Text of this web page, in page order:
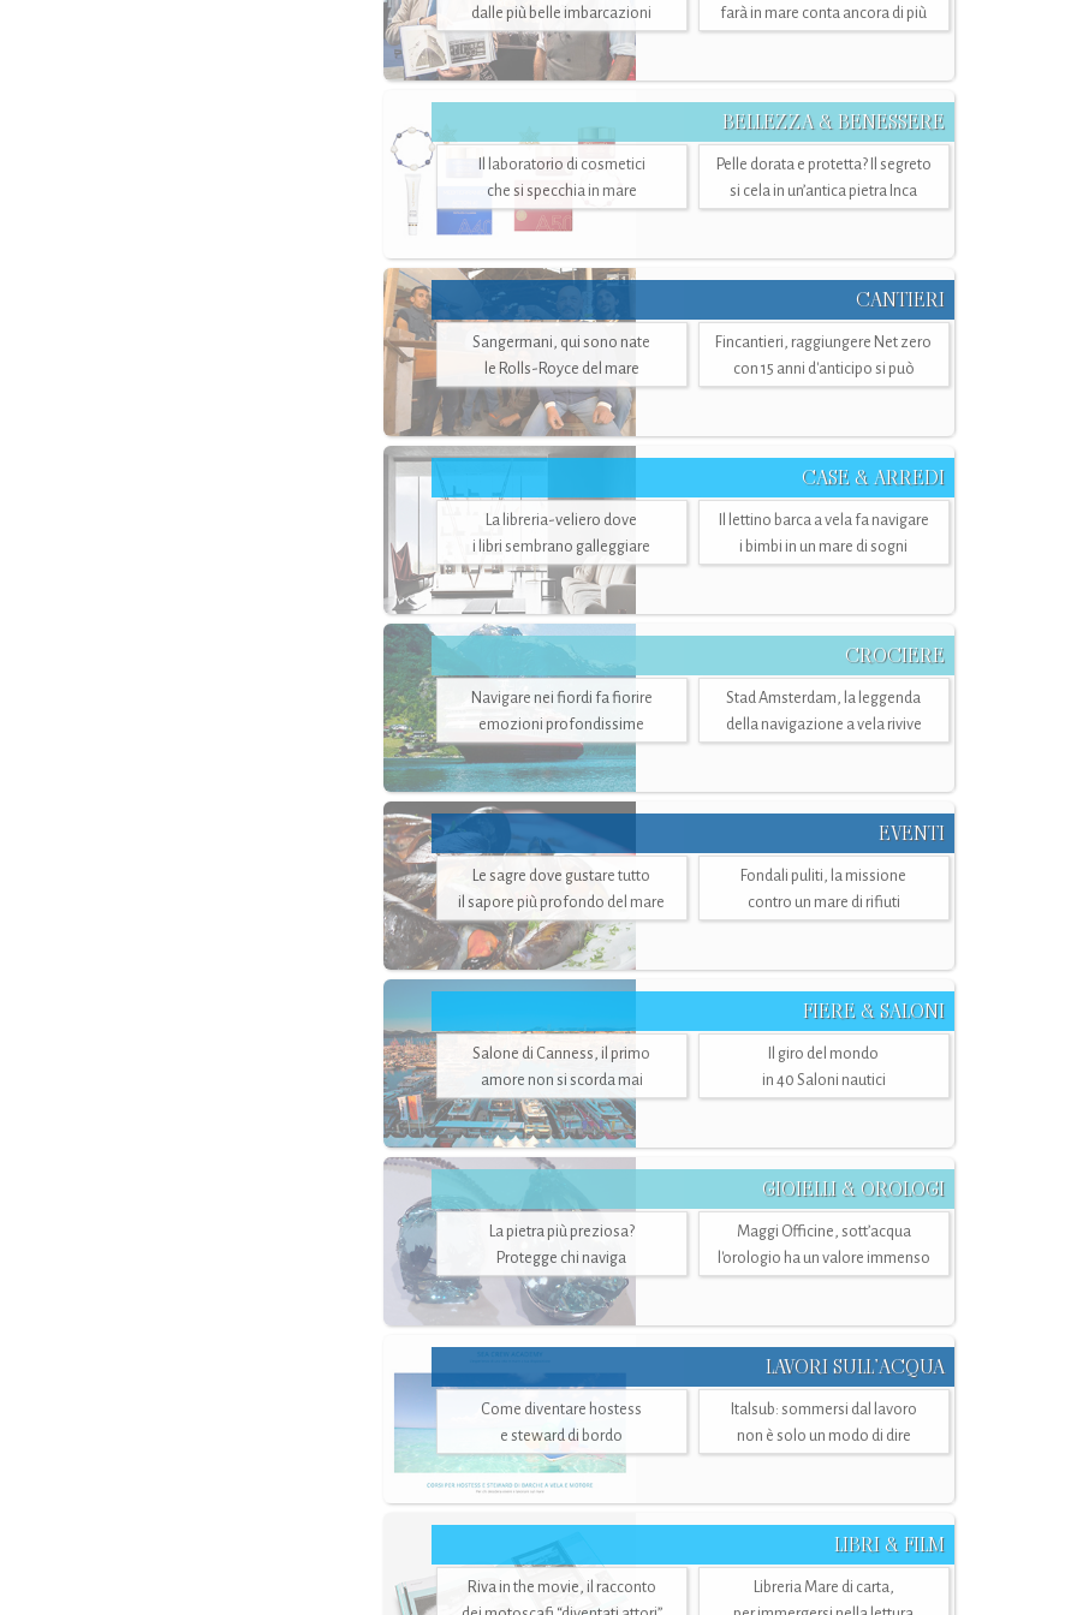
dalle più belle imbarcazioni farà in mare conta ancora di più
BELLEZZA & BENESSERE
Il laboratorio di cosmetici
che si specchia in mare
Pelle dorata e protetta? Il segreto
si cela in un’antica pietra Inca
CANTIERI
Sangermani, qui sono nate
le Rolls-Royce del mare
Fincantieri, raggiungere Net zero
con 15 anni d'anticipo si può
CASE & ARREDI
La libreria-veliero dove
i libri sembrano galleggiare
Il lettino barca a vela fa navigare
i bimbi in un mare di sogni
CROCIERE
Navigare nei fiordi fa fiorire
emozioni profondissime
Stad Amsterdam, la leggenda
della navigazione a vela rivive
EVENTI
Le sagre dove gustare tutto
il sapore più profondo del mare
Fondali puliti, la missione
contro un mare di rifiuti
FIERE & SALONI
Salone di Canness, il primo
amore non si scorda mai
Il giro del mondo
in 40 Saloni nautici
GIOIELLI & OROLOGI
La pietra più preziosa?
Protegge chi naviga
Maggi Officine, sott’acqua
l'orologio ha un valore immenso
LAVORI SULL’ACQUA
Come diventare hostess
e steward di bordo
Italsub: sommersi dal lavoro
non è solo un modo di dire
LIBRI & FILM
Riva in the movie, il racconto
Libreria Mare di carta,